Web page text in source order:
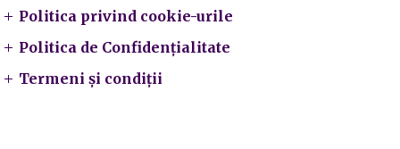
Politica privind cookie-urile
Politica de Confidențialitate
Termeni și condiții